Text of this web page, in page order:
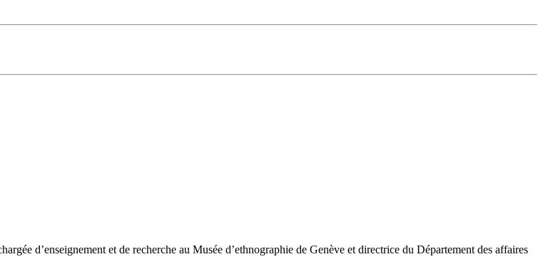
d’enseignement et de recherche au Musée d’ethnographie de Genève et directrice du Département des affaires